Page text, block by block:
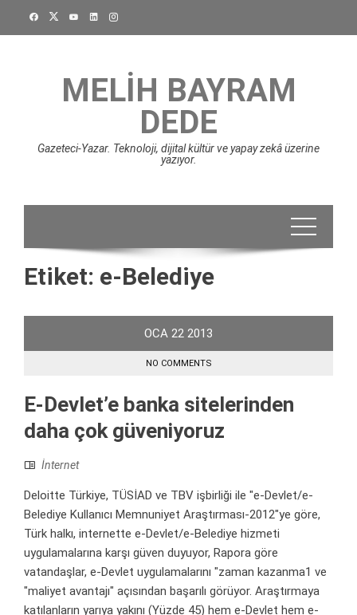
MELIH BAYRAM
DEDE
Gazeteci-Yazar. Teknoloji, dijital kültür ve yapay zekâ üzerine
yazıyor.
Etiket: e-Belediye
OCA 22 2013
NO COMMENTS
E-Devlet’e banka sitelerinden
daha çok güveniyoruz
İnternet
Deloitte Türkiye, TÜSİAD ve TBV işbirliği ile "e-Devlet/e-
Belediye Kullanıcı Memnuniyet Araştırması-2012"ye göre,
Türk halkı, internette e-Devlet/e-Belediye hizmeti
uygulamalarına karşı güven duyuyor, Rapora göre
vatandaşlar, e-Devlet uygulamalarını "zaman kazanma1 ve
"maliyet avantajı" açısından başarılı görüyor. Araştırmaya
katılanların yarıya yakını (Yüzde 45) hem e-Devlet hem e-